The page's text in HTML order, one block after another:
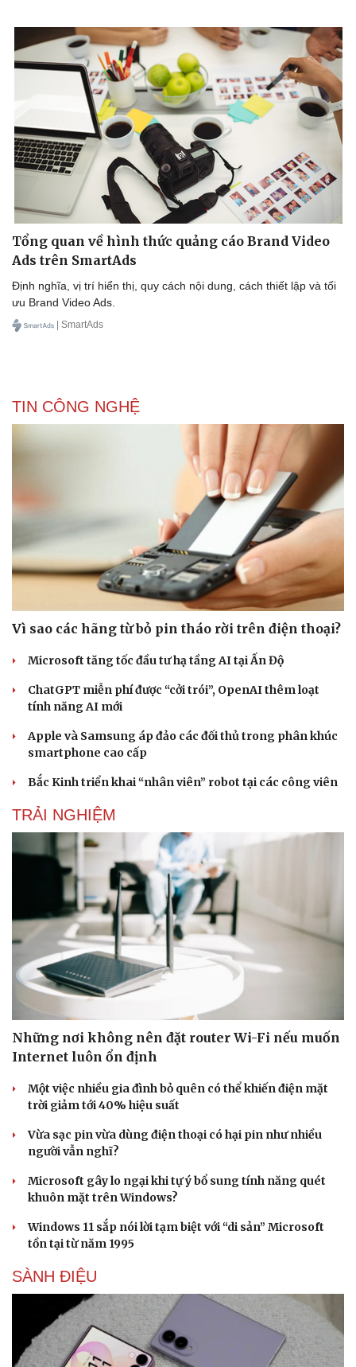
Thể thao
Lịch thi đấu bóng đá
Ô tô - Xe máy
Tổng quan về hình thức quảng cáo Brand Video
Ads trên SmartAds
Định nghĩa, vị trí hiển thị, quy cách nội dung, cách thiết lập và tối
ưu Brand Video Ads.
| SmartAds
TIN CÔNG NGHỆ
Vì sao các hãng từ bỏ pin tháo rời trên điện thoại?
Microsoft tăng tốc đầu tư hạ tầng AI tại Ấn Độ
ChatGPT miễn phí được “cởi trói”, OpenAI thêm loạt
tính năng AI mới
Apple và Samsung áp đảo các đối thủ trong phân khúc
smartphone cao cấp
Bắc Kinh triển khai “nhân viên” robot tại các công viên
TRẢI NGHIỆM
Những nơi không nên đặt router Wi-Fi nếu muốn
Internet luôn ổn định
Một việc nhiều gia đình bỏ quên có thể khiến điện mặt
trời giảm tới 40% hiệu suất
Vừa sạc pin vừa dùng điện thoại có hại pin như nhiều
người vẫn nghĩ?
Microsoft gây lo ngại khi tự ý bổ sung tính năng quét
khuôn mặt trên Windows?
Windows 11 sắp nói lời tạm biệt với “di sản” Microsoft
tồn tại từ năm 1995
SÀNH ĐIỆU